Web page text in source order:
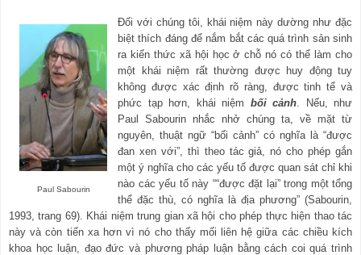
Paul Sabourin
Đối với chúng tôi, khái niệm này dường như đặc
biệt thích đáng để nắm bắt các quá trình sản sinh
ra kiến thức xã hội học ở chỗ nó có thể làm cho
một khái niệm rất thường được huy động tuy
không được xác định rõ ràng, được tinh tế và
phức tạp hơn, khái niệm bối cảnh . Nếu, như
Paul Sabourin nhắc nhở chúng ta, về mặt từ
nguyên, thuật ngữ “bối cảnh” có nghĩa là “được
đan xen với”, thì theo tác giả, nó cho phép gắn
một ý nghĩa cho các yếu tố được quan sát chỉ khi
nào các yếu tố này ““được đặt lại” trong một tổng
thể đặc thù, có nghĩa là địa phương” (Sabourin,
1993, trang 69). Khái niệm trung gian xã hội cho phép thực hiện thao tác
này và còn tiến xa hơn vì nó cho thấy mối liên hệ giữa các chiều kích
khoa học luận, đạo đức và phương pháp luận bằng cách coi quá trình